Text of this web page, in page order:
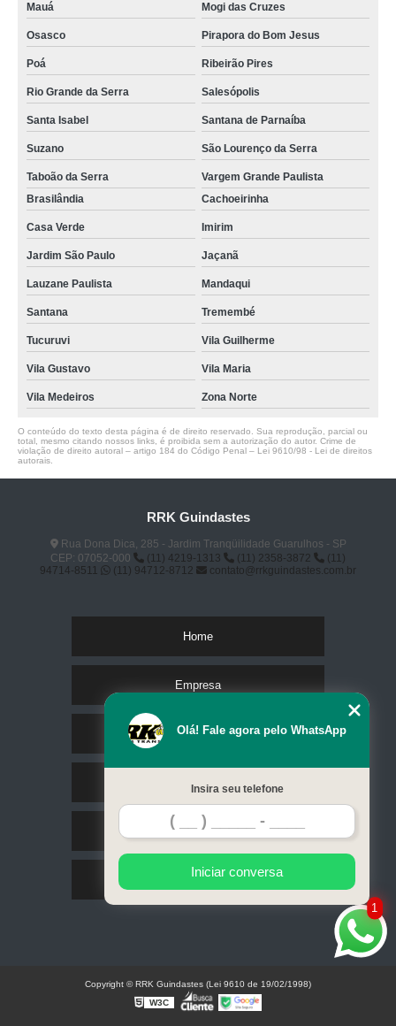
Mauá Mogi das Cruzes
Osasco Pirapora do Bom Jesus
Poá Ribeirão Pires
Rio Grande da Serra Salesópolis
Santa Isabel Santana de Parnaíba
Suzano São Lourenço da Serra
Taboão da Serra
Vargem Grande Paulista
Brasilândia
Cachoeirinha
Casa Verde Imirim
Jardim São Paulo Jaçanã
Lauzane Paulista Mandaqui
Santana Tremembé
Tucuruvi Vila Guilherme
Vila Gustavo Vila Maria
Vila Medeiros Zona Norte
O conteúdo do texto desta página é de direito reservado. Sua reprodução, parcial ou
total, mesmo citando nossos links, é proibida sem a autorização do autor. Crime de
violação de direito autoral – artigo 184 do Código Penal – Lei 9610/98 - Lei de direitos
autorais.
RRK Guindastes
Rua Dona Dica, 285 - Jardim Tranqüilidade Guarulhos - SP
CEP: 07052-000
(11) 4219-1313 (11) 2358-3872
(11)
94714-8511
(11) 94712-8712 contato@rrkguindastes.com.br
Home
Empresa
Missão
Serviços
Contato
Mapa do site
1
Olá! Fale agora pelo WhatsApp
Insira seu telefone
Iniciar conversa
Copyright © RRK Guindastes (Lei 9610 de 19/02/1998)
W3C